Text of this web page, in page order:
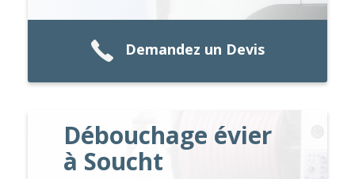
Demandez un Devis
Débouchage évier
à Soucht